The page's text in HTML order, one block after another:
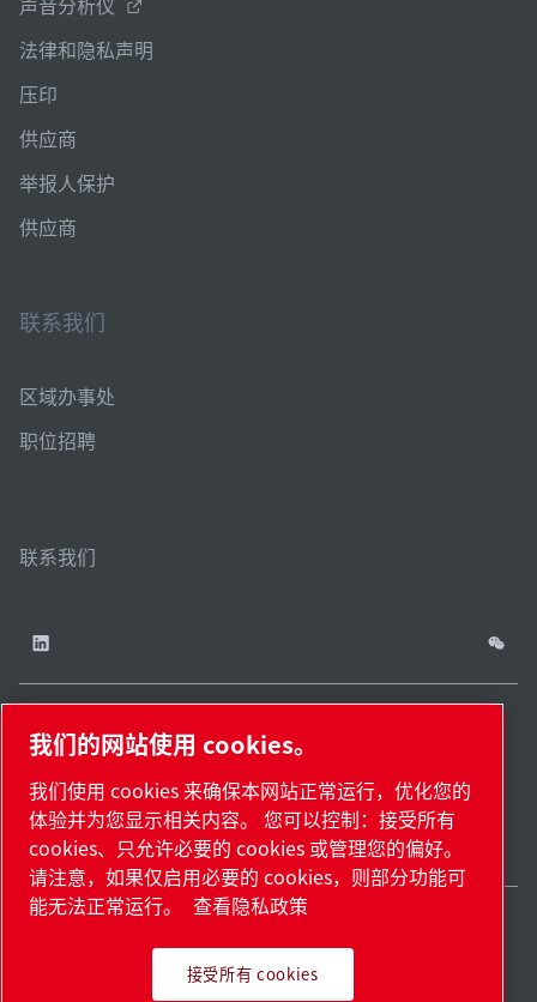
法律和隐私声明
压印
供应商
举报人保护
供应商
联系我们
区域办事处
职位招聘
联系我们
地
图.
cookies18009737
号-2
12011302124444
号
国际贸易有限公司版权
所有
China / ZH
我们的网站使用 cookies。
我们使用 cookies 来确保本网站正常运行，优化您的
体验并为您显示相关内容。 您可以控制：接受所有
cookies、只允许必要的 cookies 或管理您的偏好。
请注意，如果仅启用必要的 cookies，则部分功能可
能无法正常运行。
查看隐私政策
接受所有 cookies